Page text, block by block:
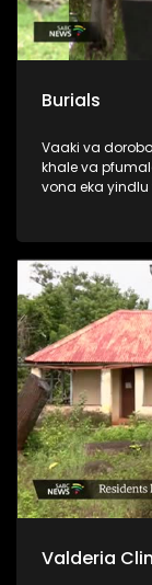
Burials
Vaaki va
khale va
vona eka
Valderia